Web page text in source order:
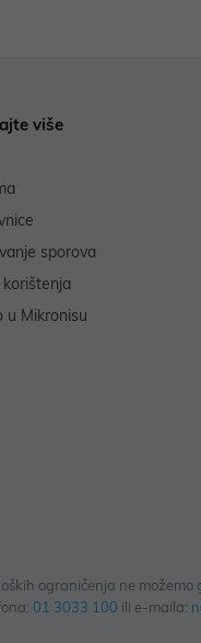
više
sporova
u Mikronisu
ograničenja ne
01 3033 100 ili e-maila: